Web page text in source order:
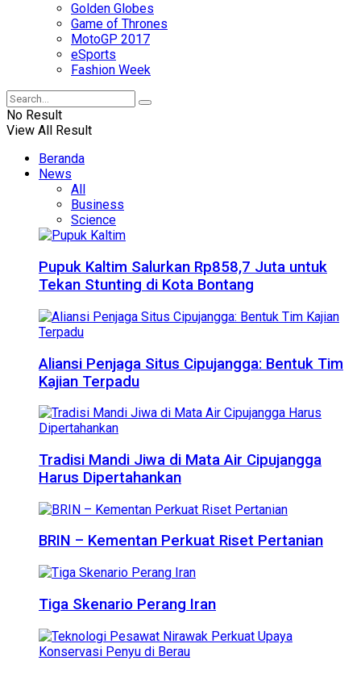
Golden Globes
Game of Thrones
MotoGP 2017
eSports
Fashion Week
No Result
View All Result
Beranda
News
All
Business
Science
Pupuk Kaltim Salurkan Rp858,7 Juta untuk
Tekan Stunting di Kota Bontang
Aliansi Penjaga Situs Cipujangga: Bentuk Tim
Kajian Terpadu
Tradisi Mandi Jiwa di Mata Air Cipujangga
Harus Dipertahankan
BRIN – Kementan Perkuat Riset Pertanian
Tiga Skenario Perang Iran